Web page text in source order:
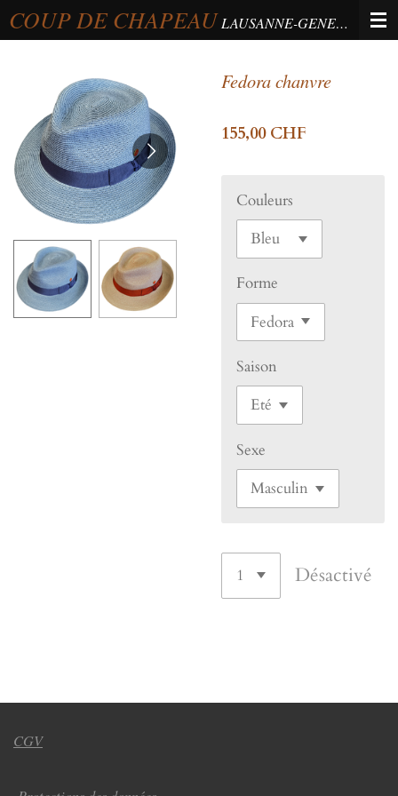
Passer
au
principal
COUP DE CHAPEAU LAUSANNE-GENEVA-BERNE
Fedora chanvre
155,00 CHF
Couleurs
Forme
Saison
Sexe
Désactivé
CGV